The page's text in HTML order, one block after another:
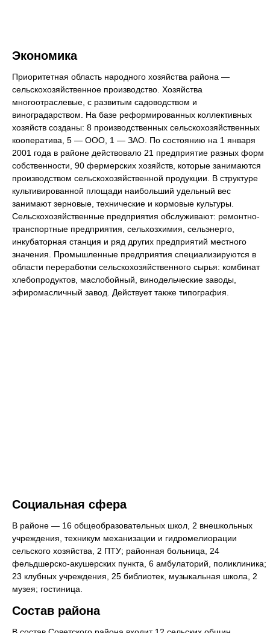
Экономика
Приоритетная область народного хозяйства района —
сельскохозяйственное производство. Хозяйства
многоотраслевые, с развитым садоводством и
виноградарством. На базе реформированных коллективных
хозяйств созданы: 8 производственных сельскохозяйственных
кооператива, 5 — ООО, 1 — ЗАО. По состоянию на 1 января
2001 года в районе действовало 21 предприятие разных форм
собственности, 90 фермерских хозяйств, которые занимаются
производством сельскохозяйственной продукции. В структуре
культивированной площади наибольший удельный вес
занимают зерновые, технические и кормовые культуры.
Сельскохозяйственные предприятия обслуживают: ремонтно-
транспортные предприятия, сельхозхимия, сельэнерго,
инкубаторная станция и ряд других предприятий местного
значения. Промышленные предприятия специализируются в
области переработки сельскохозяйственного сырья: комбинат
хлебопродуктов, маслобойный, винодельческие заводы,
эфиромасличный завод. Действует также типография.
Социальная сфера
В районе — 16 общеобразовательных школ, 2 внешкольных
учреждения, техникум механизации и гидромелиорации
сельского хозяйства, 2 ПТУ; районная больница, 24
фельдшерско-акушерских пункта, 6 амбулаторий, поликлиника;
23 клубных учреждения, 25 библиотек, музыкальная школа, 2
музея; гостиница.
Состав района